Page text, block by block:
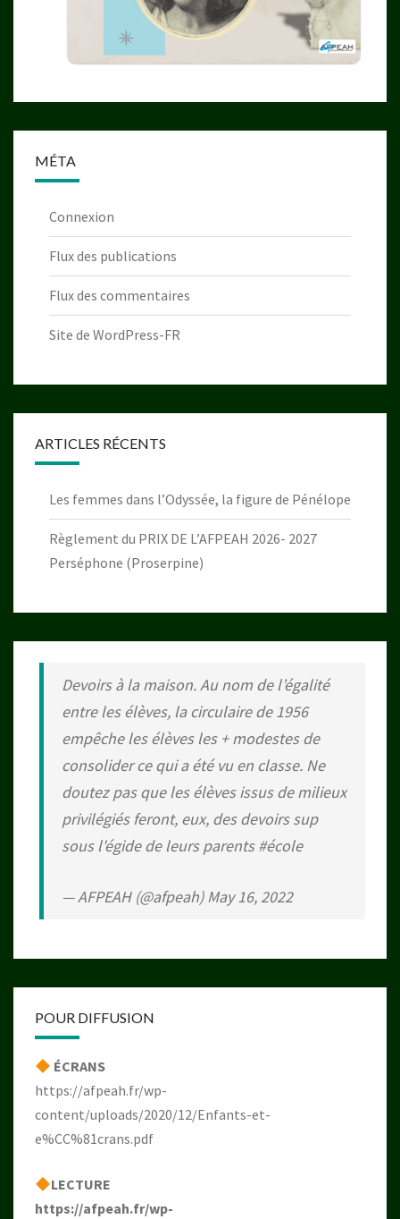
MÉTA
Connexion
Flux des publications
Flux des commentaires
Site de WordPress-FR
ARTICLES RÉCENTS
Les femmes dans l’Odyssée, la figure de Pénélope
Règlement du PRIX DE L’AFPEAH 2026- 2027
Perséphone (Proserpine)
Devoirs à la maison. Au nom de l’égalité
entre les élèves, la circulaire de 1956
empêche les élèves les + modestes de
consolider ce qui a été vu en classe. Ne
doutez pas que les élèves issus de milieux
privilégiés feront, eux, des devoirs sup
sous l'égide de leurs parents#école
— AFPEAH (@afpeah)May 16, 2022
POUR DIFFUSION
ÉCRANS
https://afpeah.fr/wp-
content/uploads/2020/12/Enfants-et-
e%CC%81crans.pdf
LECTURE
https://afpeah.fr/wp-